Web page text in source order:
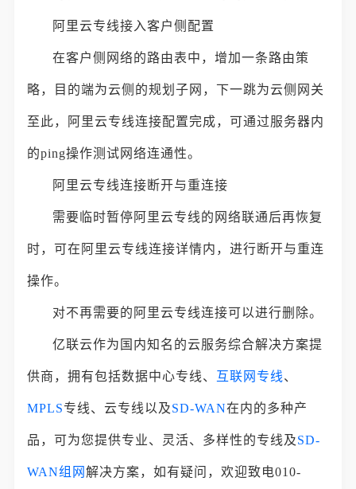
阿里云专线接入客户侧配置
在客户侧网络的路由表中，增加一条路由策
略，目的端为云侧的规划子网，下一跳为云侧网关
至此，阿里云专线连接配置完成，可通过服务器内
的ping操作测试网络连通性。
阿里云专线连接断开与重连接
需要临时暂停阿里云专线的网络联通后再恢复
时，可在阿里云专线连接详情内，进行断开与重连
操作。
对不再需要的阿里云专线连接可以进行删除。
亿联云作为国内知名的云服务综合解决方案提
供商，拥有包括数据中心专线、 互联网专线、
MPLS专线、云专线以及SD-WAN在内的多种产
品，可为您提供专业、灵活、多样性的专线及SD-
WAN组网解决方案，如有疑问，欢迎致电010-